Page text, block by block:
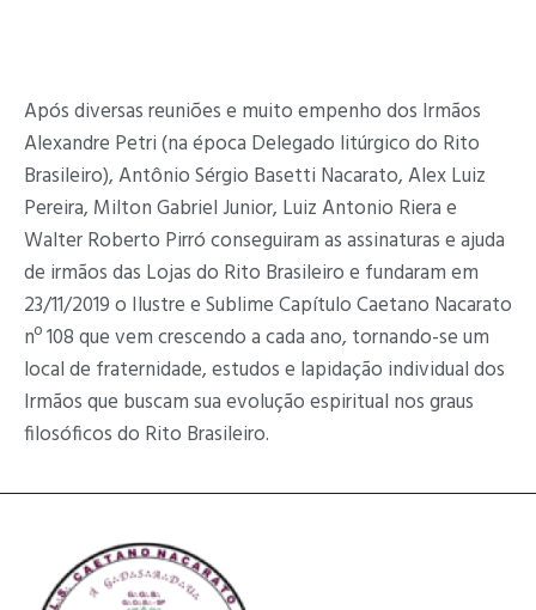
Após diversas reuniões e muito empenho dos Irmãos
Alexandre Petri (na época Delegado litúrgico do Rito
Brasileiro), Antônio Sérgio Basetti Nacarato, Alex Luiz
Pereira, Milton Gabriel Junior, Luiz Antonio Riera e
Walter Roberto Pirró conseguiram as assinaturas e ajuda
de irmãos das Lojas do Rito Brasileiro e fundaram em
23/11/2019 o Ilustre e Sublime Capítulo Caetano Nacarato
nº 108 que vem crescendo a cada ano, tornando-se um
local de fraternidade, estudos e lapidação individual dos
Irmãos que buscam sua evolução espiritual nos graus
filosóficos do Rito Brasileiro.